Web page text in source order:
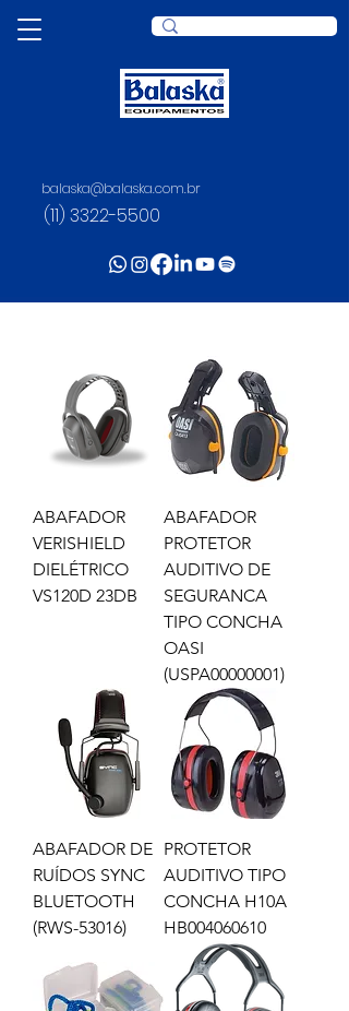
balaska@balaska.com.br
(11) 3322-5500
PROTEÇÃO AUDITIVA
ABAFADOR
VERISHIELD
DIELÉTRICO
VS120D 23DB
ABAFADOR
PROTETOR
AUDITIVO DE
SEGURANCA
TIPO CONCHA
OASI
(USPA00000001)
ABAFADOR DE
RUÍDOS SYNC
BLUETOOTH
(RWS-53016)
PROTETOR
AUDITIVO TIPO
CONCHA H10A
HB004060610